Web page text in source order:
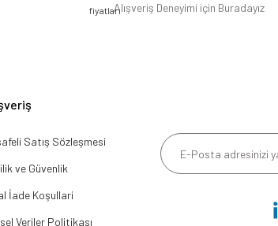
Alışveriş Deneyimi için Buradayız
Satış Sözleşmesi
ve Güvenlik
İade Koşullari
Veriler Politikası